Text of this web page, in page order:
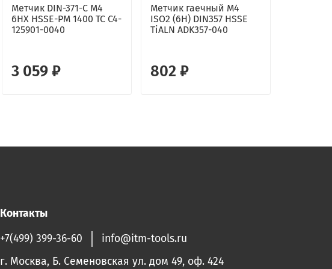
Метчик DIN-371-C M4
6HX HSSE-PM 1400 TC C4-
125901-0040
3 059 ₽
Метчик гаечный М4
ISO2 (6H) DIN357 HSSE
TiALN ADK357-040
802 ₽
Контакты
+7(499) 399-36-60
info@itm-tools.ru
г. Москва, Б. Семеновская ул. дом 49, оф. 424